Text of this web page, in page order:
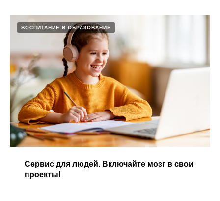
ВОСПИТАНИЕ И ОБРАЗОВАНИЕ
Сервис для людей. Включайте мозг в свои
проекты​!